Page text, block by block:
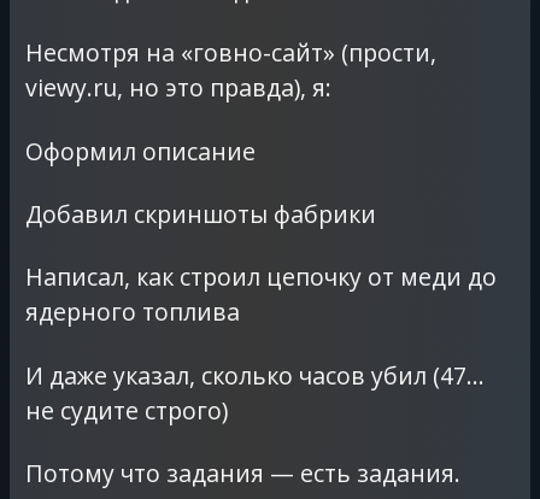
Несмотря на «говно-сайт» (прости,
viewy.ru, но это правда), я:
Оформил описание
Добавил скриншоты фабрики
Написал, как строил цепочку от меди до
ядерного топлива
И даже указал, сколько часов убил (47…
не судите строго)
Потому что задания — есть задания.